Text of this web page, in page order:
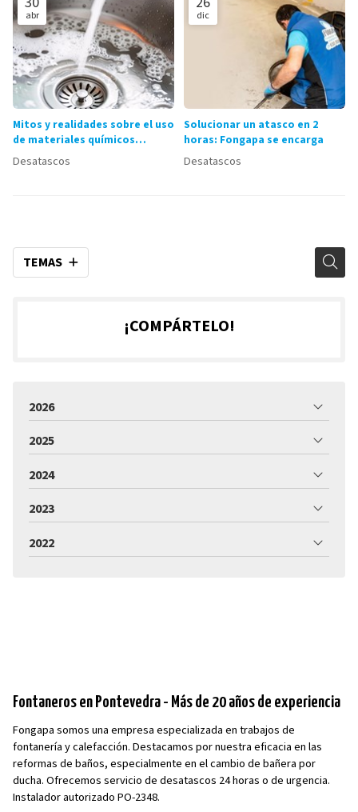
TEMAS
abr
Mitos y realidades sobre el uso
de materiales químicos
desatascantes
Desatascos
dic
Solucionar un atasco en 2
horas: Fongapa se encarga
Desatascos
¡COMPÁRTELO!
2026
2025
2024
2023
2022
Fontaneros en Pontevedra - Más de 20 años de experiencia
Fongapa somos una empresa especializada en trabajos de
fontanería y calefacción. Destacamos por nuestra eficacia en las
reformas de baños, especialmente en el cambio de bañera por
ducha. Ofrecemos servicio de desatascos 24 horas o de urgencia.
Instalador autorizado PO-2348.